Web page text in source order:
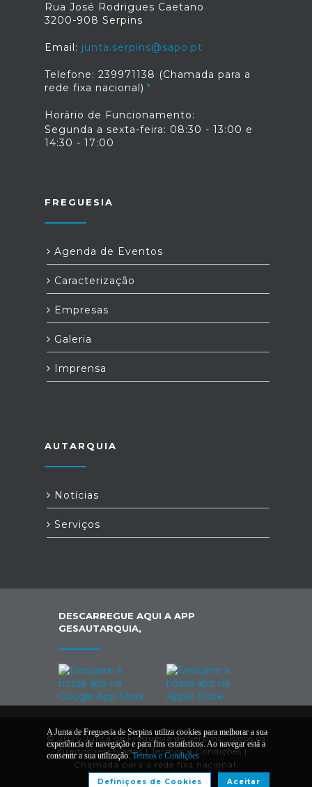
Rua José Rodrigues Caetano
3200-908 Serpins
Email: junta.serpins@sapo.pt
Telefone: 239971138 (Chamada para a
rede fixa nacional)
Horário de Funcionamento:
Segunda a sexta-feira: 08:30 - 13:00 e
14:30 - 17:00
FREGUESIA
Agenda de Eventos
Caracterização
Empresas
Galeria
Imprensa
AUTARQUIA
Notícias
Serviços
DESCARREGUE AQUI A APP
GESAUTARQUIA,
© 2026 Junta de Freguesia de Serpins. Todos os
direitos reservados | Termos e Condições | *
Chamada para a rede fixa nacional.
A Junta de Freguesia de Serpins utiliza cookies para melhorar a sua
experiência de navegação e para fins estatísticos. Ao navegar está a
consentir a sua utilização.Termos e Condições
Aceitar
Definiçoes de Cookies